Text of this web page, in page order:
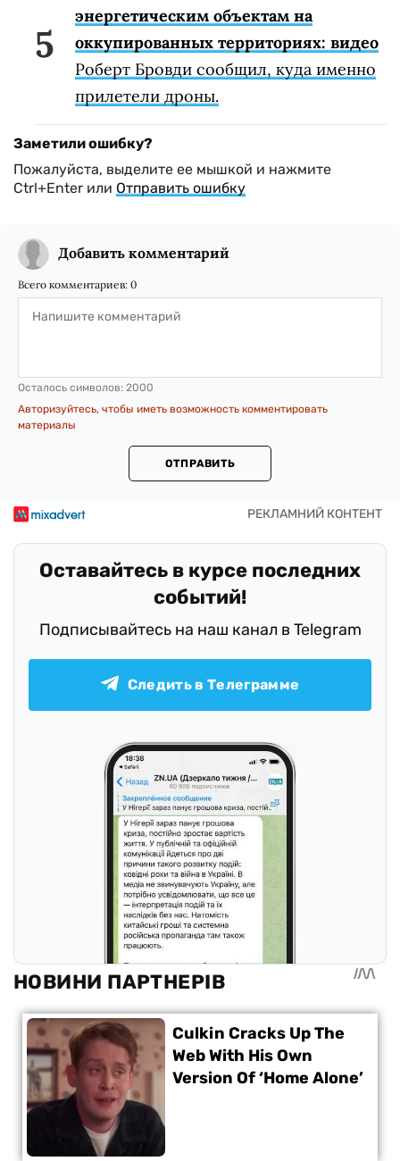
энергетическим объектам на
оккупированных территориях: видео
Роберт Бровди сообщил, куда именно
прилетели дроны.
Заметили ошибку?
Пожалуйста, выделите ее мышкой и нажмите
Ctrl+Enter или Отправить ошибку
Добавить комментарий
Всего комментариев: 0
Осталось символов: 2000
Авторизуйтесь, чтобы иметь возможность комментировать
материалы
ОТПРАВИТЬ
Оставайтесь в курсе последних
событий!
Подписывайтесь на наш канал в Telegram
Следить в Телеграмме